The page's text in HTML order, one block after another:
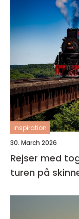
inspiration
30. March 2026
Rejser med tog sådan får du mest ud
turen på